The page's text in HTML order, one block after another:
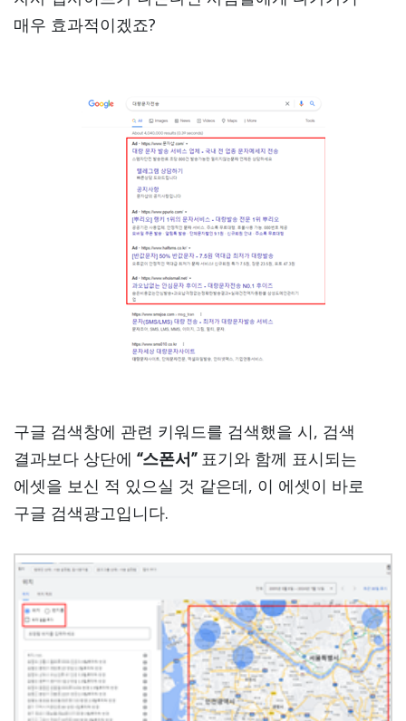
매우 효과적이겠죠?
구글 검색창에 관련 키워드를 검색했을 시, 검색
결과보다 상단에 “스폰서”표기와 함께 표시되는
에셋을 보신 적 있으실 것 같은데, 이 에셋이 바로
구글 검색광고입니다.